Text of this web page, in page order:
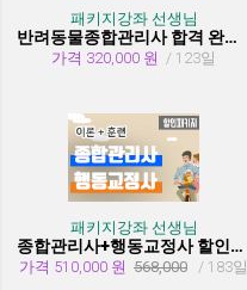
패키지강좌 선생님
반려동물종합관리사 합격 완성 패키지
가격 320,000 원 / 123일
패키지강좌 선생님
종합관리사+행동교정사 할인패키지과정
가격 510,000 원 568,000 / 183일